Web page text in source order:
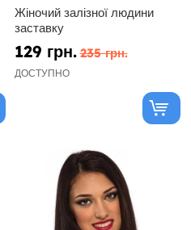
Жіночий залізної людини
заставку
129 грн. 235 грн.
ДОСТУПНО